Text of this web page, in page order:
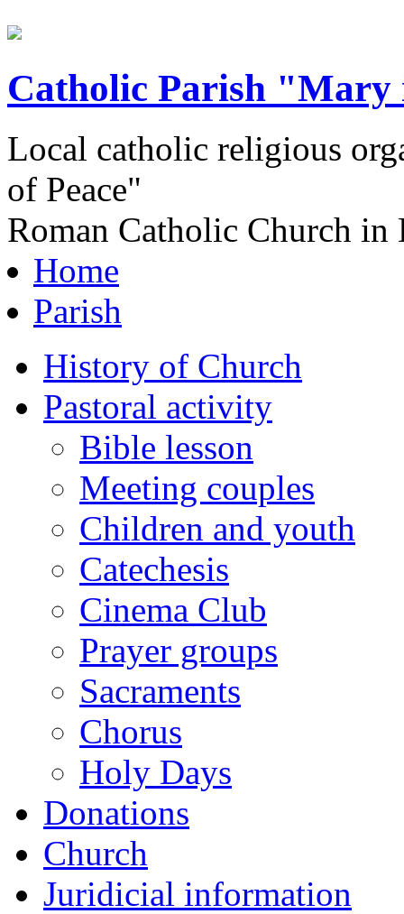
Catholic Parish "Mary
Local catholic religious
of Peace"
Roman Catholic Church in
Home
Parish
History of Church
Pastoral activity
Bible lesson
Meeting couples
Children and youth
Catechesis
Cinema Club
Prayer groups
Sacraments
Chorus
Holy Days
Donations
Church
Juridicial information